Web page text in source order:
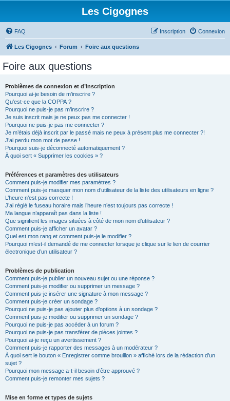
Les Cigognes
FAQ Connexion
Inscription
Les Cigognes Forum Foire aux questions
Foire aux questions
Problèmes de connexion et d’inscription
Pourquoi ai-je besoin de m’inscrire ?
Qu’est-ce que la COPPA ?
Pourquoi ne puis-je pas m’inscrire ?
Je suis inscrit mais je ne peux pas me connecter !
Pourquoi ne puis-je pas me connecter ?
Je m’étais déjà inscrit par le passé mais ne peux à présent plus me connecter ?!
J’ai perdu mon mot de passe !
Pourquoi suis-je déconnecté automatiquement ?
À quoi sert « Supprimer les cookies » ?
Préférences et paramètres des utilisateurs
Comment puis-je modifier mes paramètres ?
Comment puis-je masquer mon nom d’utilisateur de la liste des utilisateurs en ligne ?
L’heure n’est pas correcte !
J’ai réglé le fuseau horaire mais l’heure n’est toujours pas correcte !
Ma langue n’apparaît pas dans la liste !
Que signifient les images situées à côté de mon nom d’utilisateur ?
Comment puis-je afficher un avatar ?
Quel est mon rang et comment puis-je le modifier ?
Pourquoi m’est-il demandé de me connecter lorsque je clique sur le lien de courrier
électronique d’un utilisateur ?
Problèmes de publication
Comment puis-je publier un nouveau sujet ou une réponse ?
Comment puis-je modifier ou supprimer un message ?
Comment puis-je insérer une signature à mon message ?
Comment puis-je créer un sondage ?
Pourquoi ne puis-je pas ajouter plus d’options à un sondage ?
Comment puis-je modifier ou supprimer un sondage ?
Pourquoi ne puis-je pas accéder à un forum ?
Pourquoi ne puis-je pas transférer de pièces jointes ?
Pourquoi ai-je reçu un avertissement ?
Comment puis-je rapporter des messages à un modérateur ?
À quoi sert le bouton « Enregistrer comme brouillon » affiché lors de la rédaction d’un
sujet ?
Pourquoi mon message a-t-il besoin d’être approuvé ?
Comment puis-je remonter mes sujets ?
Mise en forme et types de sujets